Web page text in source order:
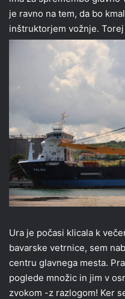
je ravno na tem, da bo
inštruktorjem vožnje.
Ura je počasi klicala k
bavarske vetrnice, sem
centru glavnega mesta.
poglede množic in jim v
zvokom -z razlogom! Ker